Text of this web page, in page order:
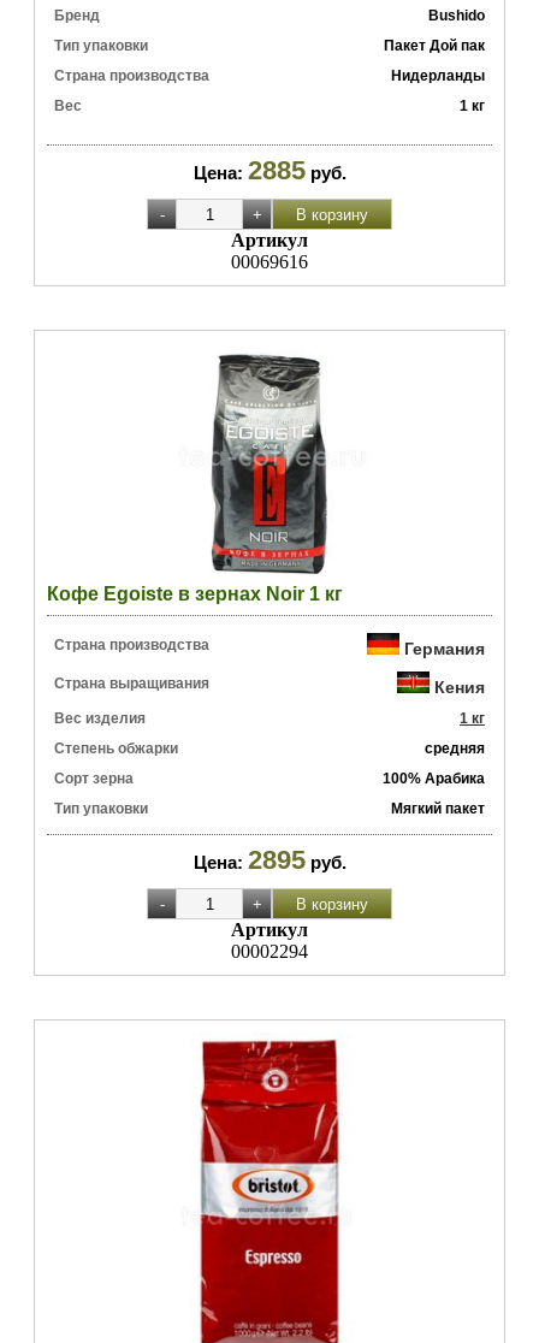
Бренд
Bushido
Тип упаковки
Пакет Дой пак
Страна производства
Нидерланды
Вес
1 кг
Цена: 2885 руб.
Артикул
00069616
Кофе Egoiste в зернах Noir 1 кг
Страна производства Германия
Страна выращивания Кения
Вес изделия
1 кг
Степень обжарки
средняя
Сорт зерна
100% Арабика
Тип упаковки
Мягкий пакет
Цена: 2895 руб.
Артикул
00002294